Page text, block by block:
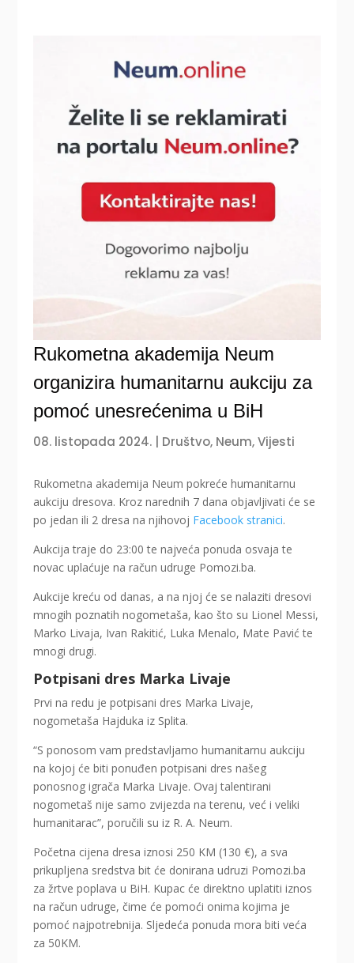
Rukometna akademija Neum
organizira humanitarnu aukciju za
pomoć unesrećenima u BiH
08. listopada 2024. Društvo, Neum,Vijesti
Rukometna akademija Neum pokreće humanitarnu
aukciju dresova. Kroz narednih 7 dana objavljivati će se
po jedan ili 2 dresa na njihovoj Facebook stranici.
Aukcija traje do 23:00 te najveća ponuda osvaja te
novac uplaćuje na račun udruge Pomozi.ba.
Aukcije kreću od danas, a na njoj će se nalaziti dresovi
mnogih poznatih nogometaša, kao što su Lionel Messi,
Marko Livaja, Ivan Rakitić, Luka Menalo, Mate Pavić te
mnogi drugi.
Potpisani dres Marka Livaje
Prvi na redu je potpisani dres Marka Livaje,
nogometaša Hajduka iz Splita.
“S ponosom vam predstavljamo humanitarnu aukciju
na kojoj će biti ponuđen potpisani dres našeg
ponosnog igrača Marka Livaje. Ovaj talentirani
nogometaš nije samo zvijezda na terenu, već i veliki
humanitarac”, poručili su iz R. A. Neum.
Početna cijena dresa iznosi 250 KM (130 €), a sva
prikupljena sredstva bit će donirana udruzi Pomozi.ba
za žrtve poplava u BiH. Kupac će direktno uplatiti iznos
na račun udruge, čime će pomoći onima kojima je
pomoć najpotrebnija. Sljedeća ponuda mora biti veća
za 50KM.